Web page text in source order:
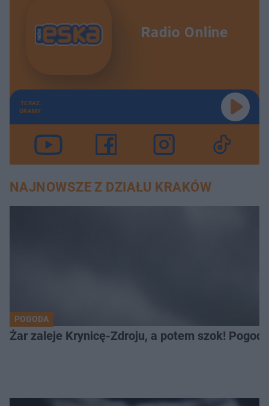
Radio Online
TERAZ
GRAMY
NAJNOWSZE Z DZIAŁU KRAKÓW
POGODA
Żar zaleje Krynicę-Zdroju, a potem szok!